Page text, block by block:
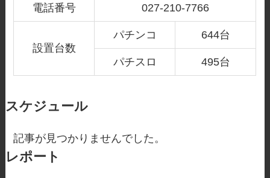
電話番号 027-210-7766
設置台数
パチンコ 644台
パチスロ 495台
スケジュール
記事が見つかりませんでした。
レポート